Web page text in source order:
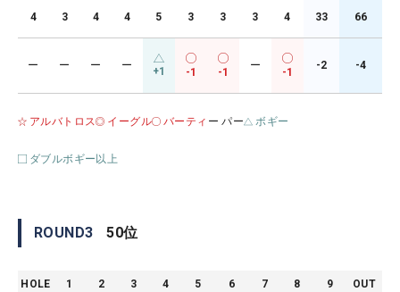
4 3 4 4 5 3 3 3 4 33 66
ー ー ー ー +1 -1 -1
ー
-1
-2 -4
アルバトロス イーグル バーティ ー パー ボギー
ダブルボギー以上
ROUND3 50位
HOLE 1 2 3 4 5 6 7 8 9 OUT